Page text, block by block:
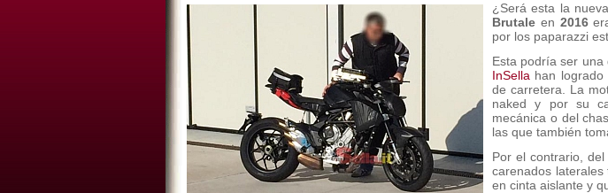
¿Será esta la nueva
Brutale en 2016
por los paparazzi
Esta podría ser una
InSella han
de carretera. La
naked y por su
mecánica o del
las que también
Por el contrario,
carenados
en cinta aislante y